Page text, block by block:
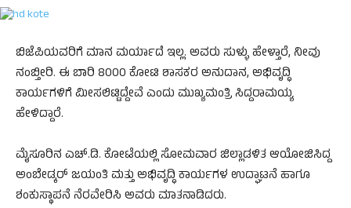
ಬಿಜೆಪಿಯವರಿಗೆ ಮಾನ ಮರ್ಯಾದೆ ಇಲ್ಲ. ಅವರು ಸುಳ್ಳು ಹೇಳ್ತಾರೆ, ನೀವು
ನಂಬ್ತೀರಿ. ಈ ಬಾರಿ 8000 ಕೋಟಿ ಶಾಸಕರ ಅನುದಾನ, ಅಭಿವೃದ್ಧಿ
ಕಾರ್ಯಗಳಿಗೆ ಮೀಸಲಿಟ್ಟಿದ್ದೇವೆ ಎಂದು ಮುಖ್ಯಮಂತ್ರಿ ಸಿದ್ದರಾಮಯ್ಯ
ಹೇಳಿದ್ದಾರೆ.
ಮೈಸೂರಿನ ಎಚ್.ಡಿ. ಕೋಟೆಯಲ್ಲಿ ಸೋಮವಾರ ಜಿಲ್ಲಾಡಳಿತ ಆಯೋಜಿಸಿದ್ದ
ಅಂಬೇಡ್ಕರ್ ಜಯಂತಿ ಮತ್ತು ಅಭಿವೃದ್ಧಿ ಕಾರ್ಯಗಳ ಉದ್ಘಾಟನೆ ಹಾಗೂ
ಶಂಕುಸ್ಥಾಪನೆ ನೆರವೇರಿಸಿ ಅವರು ಮಾತನಾಡಿದರು.